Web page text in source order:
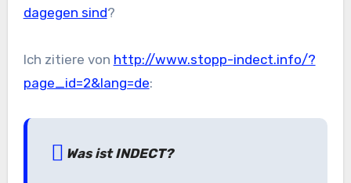
dagegen sind?
Ich zitiere von http://www.stopp-indect.info/?
page_id=2&lang=de:
Was ist INDECT?